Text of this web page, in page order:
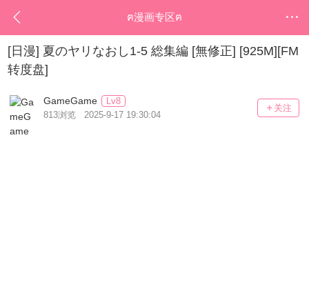
ฅ漫画专区ฅ
[日漫] 夏のヤリなおし1-5 総集編 [無修正] [925M][FM
转度盘]
GameGame
Lv8
813浏览 2025-9-17 19:30:04
关注